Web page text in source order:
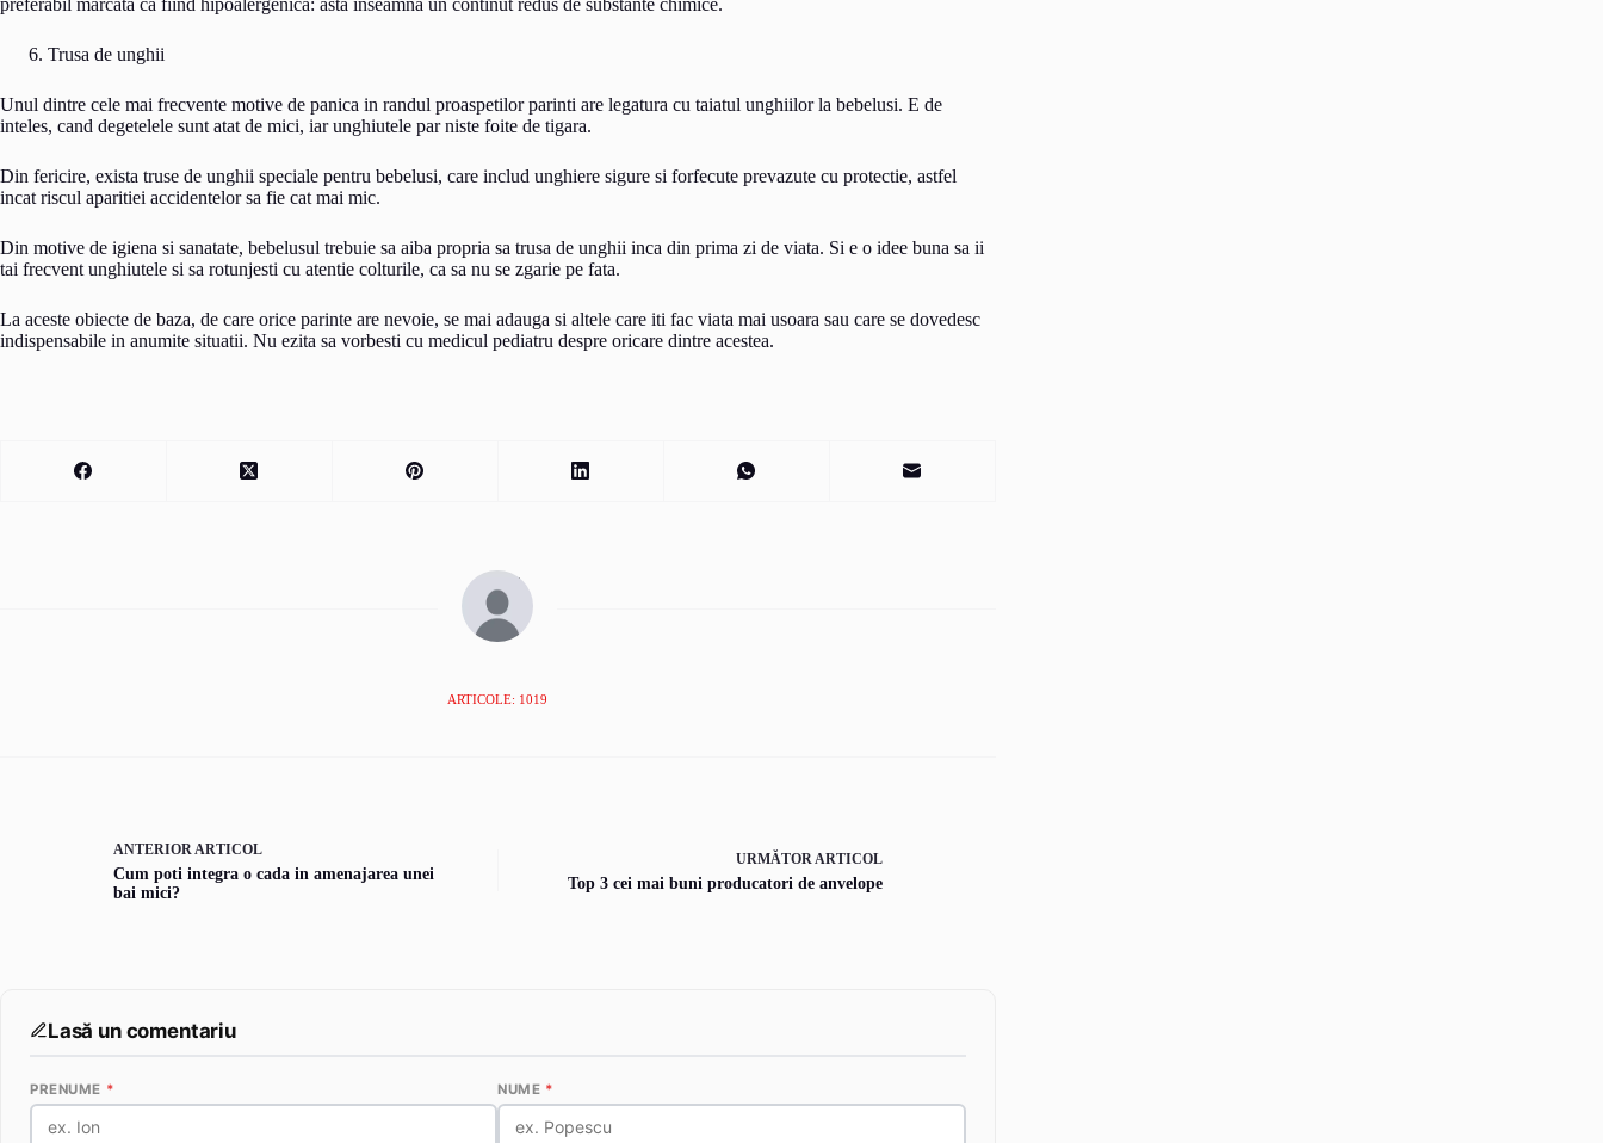
preferabil marcata ca fiind hipoalergenica: asta inseamna un continut redus de substante chimice.
Trusa de unghii
Unul dintre cele mai frecvente motive de panica in randul proaspetilor parinti are legatura cu taiatul unghiilor la bebelusi. E de
inteles, cand degetelele sunt atat de mici, iar unghiutele par niste foite de tigara.
Din fericire, exista truse de unghii speciale pentru bebelusi, care includ unghiere sigure si forfecute prevazute cu protectie, astfel
incat riscul aparitiei accidentelor sa fie cat mai mic.
Din motive de igiena si sanatate, bebelusul trebuie sa aiba propria sa trusa de unghii inca din prima zi de viata. Si e o idee buna sa ii
tai frecvent unghiutele si sa rotunjesti cu atentie colturile, ca sa nu se zgarie pe fata.
La aceste obiecte de baza, de care orice parinte are nevoie, se mai adauga si altele care iti fac viata mai usoara sau care se dovedesc
indispensabile in anumite situatii. Nu ezita sa vorbesti cu medicul pediatru despre oricare dintre acestea.
ARTICOLE: 1019
ANTERIORARTICOL
Cum poti integra o cada in amenajarea unei
bai mici?
URMĂTORARTICOL
Top 3 cei mai buni producatori de anvelope
Lasă un comentariu
PRENUME * NUME *